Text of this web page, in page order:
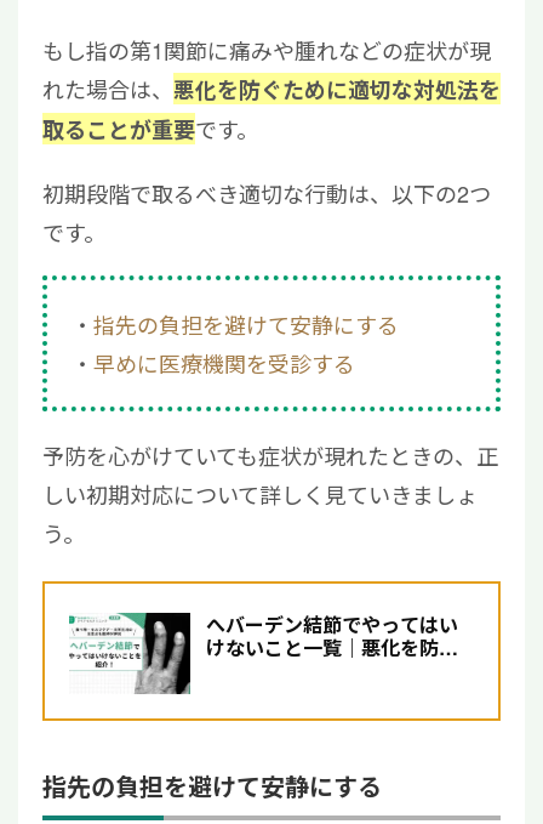
もし指の第1関節に痛みや腫れなどの症状が現
れた場合は、 悪化を防ぐために適切な対処法を
取ることが重要です。
初期段階で取るべき適切な行動は、以下の2つ
です。
指先の負担を避けて安静にする
早めに医療機関を受診する
予防を心がけていても症状が現れたときの、正
しい初期対応について詳しく見ていきましょ
う。
へバーデン結節でやってはい
けないこと一覧｜悪化を防ぐ
指先の負担を避けて安静にする